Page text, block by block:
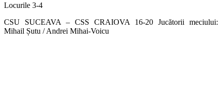
Locurile 3-4
CSU SUCEAVA – CSS CRAIOVA 16-20 Jucătorii meciului:
Mihail Șutu / Andrei Mihai-Voicu